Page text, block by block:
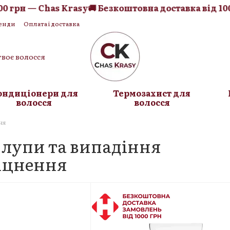
— Chas Krasy🚚 Безкоштовна доставка від 1000
Оплата і доставка
волосся
для
волосся
Термозахист для
волосся
та випадіння